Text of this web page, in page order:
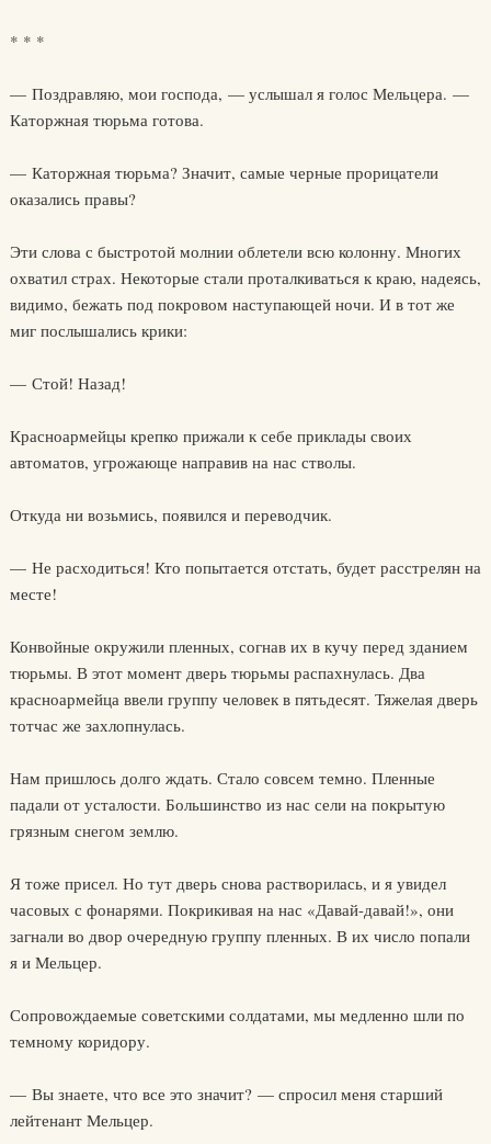
* * *
— Поздравляю, мои господа, — услышал я голос Мельцера. —
Каторжная тюрьма готова.
— Каторжная тюрьма? Значит, самые черные прорицатели
оказались правы?
Эти слова с быстротой молнии облетели всю колонну. Многих
охватил страх. Некоторые стали проталкиваться к краю, надеясь,
видимо, бежать под покровом наступающей ночи. И в тот же
миг послышались крики:
— Стой! Назад!
Красноармейцы крепко прижали к себе приклады своих
автоматов, угрожающе направив на нас стволы.
Откуда ни возьмись, появился и переводчик.
— Не расходиться! Кто попытается отстать, будет расстрелян на
месте!
Конвойные окружили пленных, согнав их в кучу перед зданием
тюрьмы. В этот момент дверь тюрьмы распахнулась. Два
красноармейца ввели группу человек в пятьдесят. Тяжелая дверь
тотчас же захлопнулась.
Нам пришлось долго ждать. Стало совсем темно. Пленные
падали от усталости. Большинство из нас сели на покрытую
грязным снегом землю.
Я тоже присел. Но тут дверь снова растворилась, и я увидел
часовых с фонарями. Покрикивая на нас «Давай-давай!», они
загнали во двор очередную группу пленных. В их число попали
я и Мельцер.
Сопровождаемые советскими солдатами, мы медленно шли по
темному коридору.
— Вы знаете, что все это значит? — спросил меня старший
лейтенант Мельцер.